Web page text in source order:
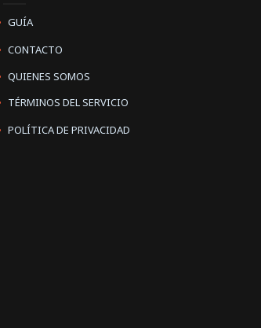
GUÍA
CONTACTO
QUIENES SOMOS
TÉRMINOS DEL SERVICIO
POLÍTICA DE PRIVACIDAD